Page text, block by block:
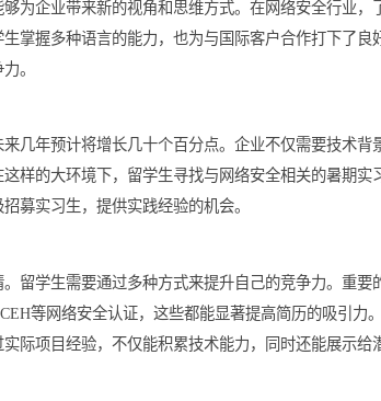
历，能够为企业带来新的视角和思维方式。在网
多留学生掌握多种语言的能力，也为与国际客户
具竞争力。
求在未来几年预计将增长几十个百分点。企业不
向。在这样的大环境下，留学生寻找与网络安全
积极招募实习生，提供实践经验的机会。
事情。留学生需要通过多种方式来提升自己的
、CEH等网络安全认证，这些都能显著提高